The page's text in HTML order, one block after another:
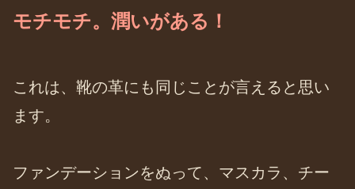
モチモチ。潤いがある！
これは、靴の革にも同じことが言えると思い
ます。
ファンデーションをぬって、マスカラ、チー